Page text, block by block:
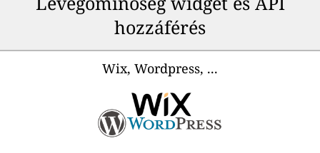
hozzáférés
Wix, Wordpress, ...